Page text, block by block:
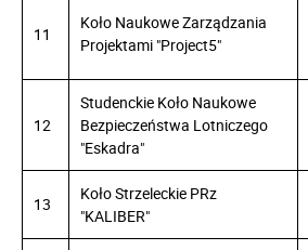
11
Koło Naukowe Zarządzania
Projektami "Project5"
12
Studenckie Koło Naukowe
Bezpieczeństwa Lotniczego
"Eskadra"
13
Koło Strzeleckie PRz
"KALIBER"